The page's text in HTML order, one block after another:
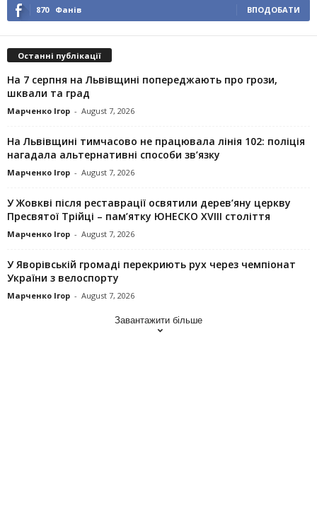
870 Фанів ВПОДОБАТИ
Останні публікації
На 7 серпня на Львівщині попереджають про грози,
шквали та град
Марченко Ігор - August 7, 2026
На Львівщині тимчасово не працювала лінія 102: поліція
нагадала альтернативні способи зв’язку
Марченко Ігор - August 7, 2026
У Жовкві після реставрації освятили дерев’яну церкву
Пресвятої Трійці – пам’ятку ЮНЕСКО XVIII століття
Марченко Ігор - August 7, 2026
У Яворівській громаді перекриють рух через чемпіонат
України з велоспорту
Марченко Ігор - August 7, 2026
Завантажити більше